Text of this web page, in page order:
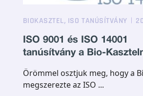
BIOKASZTEL, ISO TANÚSÍTVÁNY
ISO 9001 és ISO 14001
tanúsítvány a Bio-
Örömmel osztjuk meg, hogy a
megszerezte az ISO ...